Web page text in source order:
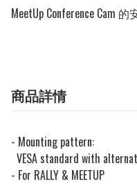
MeetUp Conference Cam
商品詳情
- Mounting pattern:
VESA standard with
- For RALLY & MEETUP